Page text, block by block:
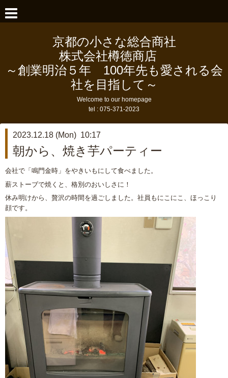
京都の小さな総合商社
株式会社樽徳商店
～創業明治５年 100年先も愛される会
社を目指して～
Welcome to our homepage
tel : 075-371-2023
2023.12.18 (Mon) 10:17
朝から、焼き芋パーティー
会社で「鳴門金時」をやきいもにして食べました。
薪ストーブで焼くと、格別のおいしさに！
休み明けから、贅沢の時間を過ごしました。社員もにこにこ、ほっこり
顔です。